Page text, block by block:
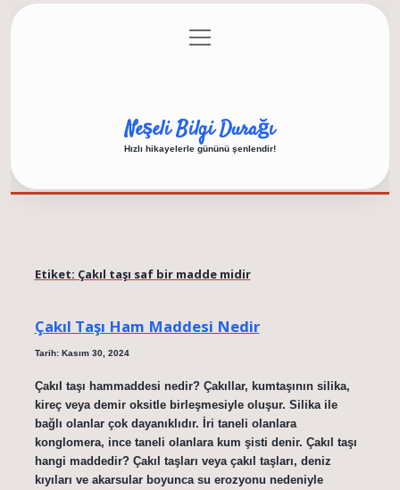
Gizlilik Politikası
menüyü
aç
Neşeli Bilgi Durağı
Hızlı hikayelerle gününü şenlendir!
Etiket: Çakıl taşı saf bir madde midir
Çakıl Taşı Ham Maddesi Nedir
Tarih: Kasım 30, 2024
Çakıl taşı hammaddesi nedir? Çakıllar, kumtaşının silika,
kireç veya demir oksitle birleşmesiyle oluşur. Silika ile
bağlı olanlar çok dayanıklıdır. İri taneli olanlara
konglomera, ince taneli olanlara kum şisti denir. Çakıl taşı
hangi maddedir? Çakıl taşları veya çakıl taşları, deniz
kıyıları ve akarsular boyunca su erozyonu nedeniyle